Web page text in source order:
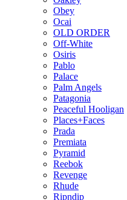
Obey
Ocai
OLD ORDER
Off-White
Osiris
Pablo
Palace
Palm Angels
Patagonia
Peaceful Hooligan
Places+Faces
Prada
Premiata
Pyramid
Reebok
Revenge
Rhude
Ripndip